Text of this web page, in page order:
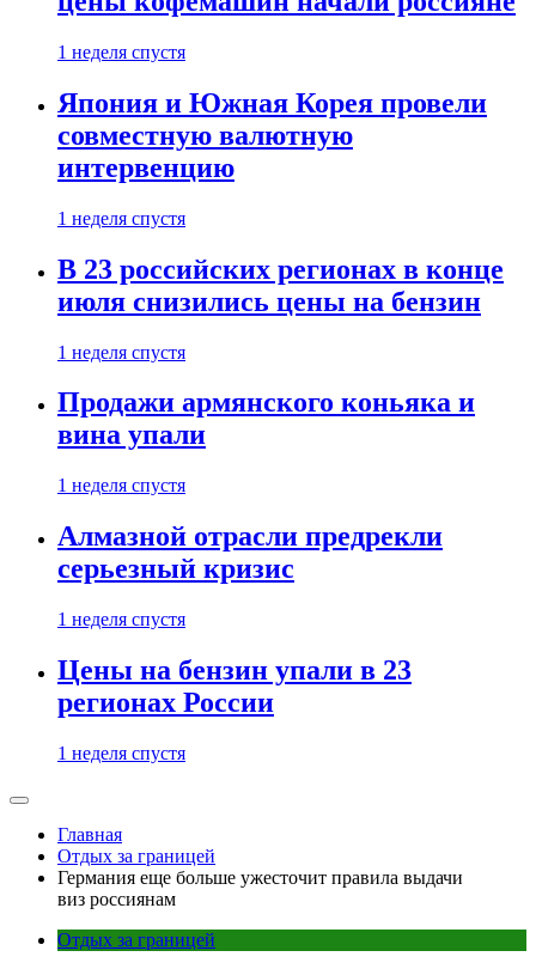
1 неделя спустя
Япония и Южная Корея провели
совместную валютную
интервенцию
1 неделя спустя
В 23 российских регионах в конце
июля снизились цены на бензин
1 неделя спустя
Продажи армянского коньяка и
вина упали
1 неделя спустя
Алмазной отрасли предрекли
серьезный кризис
1 неделя спустя
Цены на бензин упали в 23
регионах России
1 неделя спустя
Главная
Отдых за границей
Германия еще больше ужесточит правила выдачи
виз россиянам
Отдых за границей